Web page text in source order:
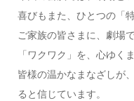
喜びもまた、ひとつの「
ご家族の皆さまに、劇場
「ワクワク」を、心ゆく
皆様の温かなまなざしが
ると信じています。